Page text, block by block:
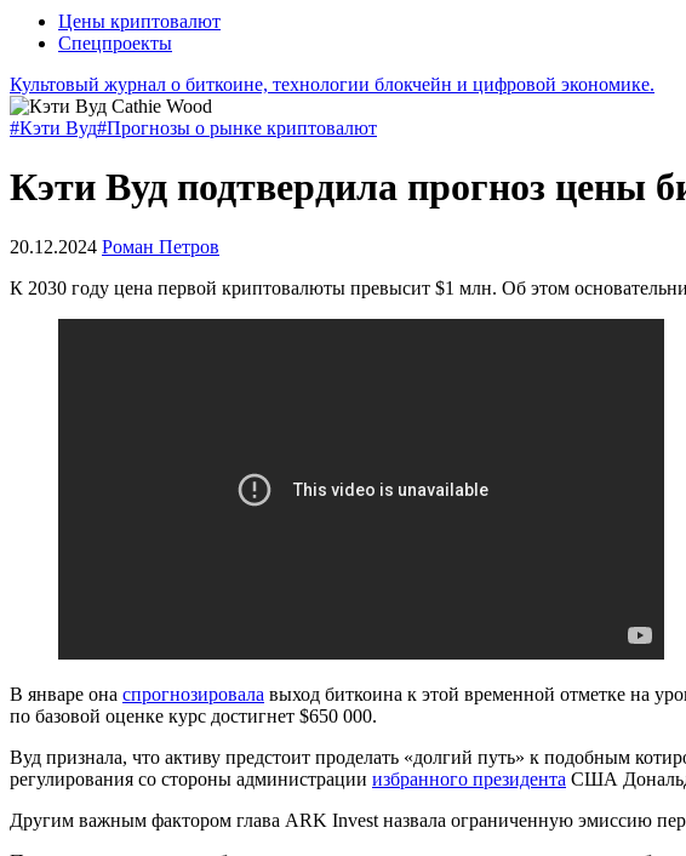
Цены криптовалют
Спецпроекты
Культовый журнал о биткоине, технологии блокчейн и цифровой экономике.
#Кэти Вуд#Прогнозы о рынке криптовалют
Кэти Вуд подтвердила прогноз цены
20.12.2024 Роман Петров
К 2030 году цена первой криптовалюты превысит $1 млн. Об этом
В январе она спрогнозировала выход биткоина к этой временной отметке на
по базовой оценке курс достигнет $650 000.
Вуд признала, что активу предстоит проделать «долгий путь» к подобным
регулирования со стороны администрации избранного президента США
Другим важным фактором глава ARK Invest назвала ограниченную эмиссию